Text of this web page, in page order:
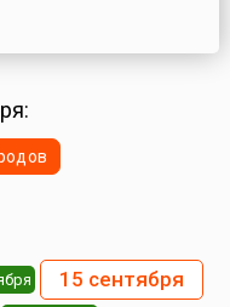
15 сентября